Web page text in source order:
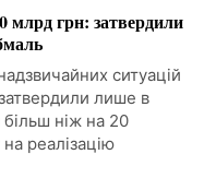
млрд грн: затвердили
ситуацій
лише в
ніж на 20
реалізацію